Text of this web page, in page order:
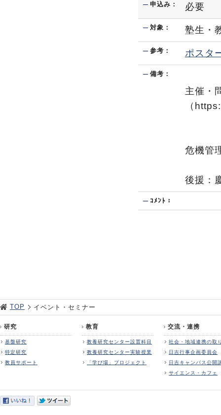
申込み： 必要
対象： 塾生・
参考： ポスタ
備考：
主催・
（
危機管
後援：
ｺﾒﾝﾄ：
TOP イベント・セミナー
研究
基盤研究
特定研究
教員サポート
教育
教養研究センター設置科目
教養研究センター実験授業
「学び場」プロジェクト
交流・連携
社会・地域連携の取
日吉行事企画委員会
日吉キャンパス公開
サイエンス・カフェ